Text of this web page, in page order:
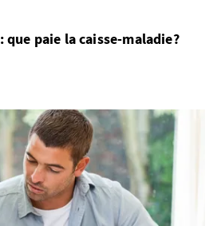
que paie la caisse-maladie?